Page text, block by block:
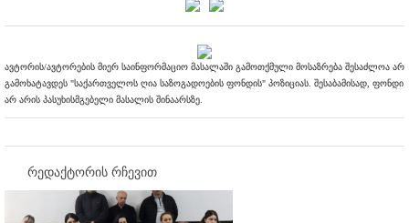
ავტორის/ავტორების მიერ საინფორმაციო მასალაში გამოთქმული მოსაზრება შესაძლოა არ
გამოხატავდეს "საქართველოს ღია საზოგადოების ფონდის" პოზიციას. შესაბამისად, ფონდი
არ არის პასუხისმგებელი მასალის შინაარსზე.
რედაქტორის რჩევით